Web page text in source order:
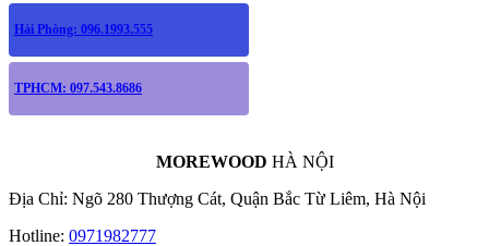
Hải Phòng: 096.1993.555
TPHCM: 097.543.8686
MOREWOOD HÀ NỘI
Địa Chỉ: Ngõ 280 Thượng Cát, Quận Bắc Từ Liêm, Hà Nội
Hotline: 0971982777